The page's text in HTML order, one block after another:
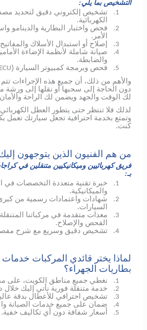
التشخيص بما يلي:
1.
تشخيص إلكتروني دقيق لتحديد
الكهربائية.
2.
فحص واختبار البطارية والدينامو
الأمر.
3. إصلاح أو استبدال الأسلاك والمفاتيح
4.
صيانة شاملة لأنظمة الإضاءة
والضابطة.
5. فحص وبرمجة كمبيوتر السيارة (ECU
والأهم من ذلك، أن جميع هذه الإجراءات
دون الحاجة إلى سحبها أو نقلها إلى ورشة
لك الوقت والجهد ويضمن لك الراحة
لذلك فلا تنتظر حتى يتطور العطل
وتمتع بخدمة احترافية تجعل سيارتك تعمل
كنت.
من هم الفنيون الذين يتوجهون
فريق كهربائيين وميكانيكيين متنقلين في
بـ:
1.
خبرة تقنية متعددة التخصصات في
والميكانيكية.
2.
شهادات واعتمادات رسمية من
السيارات.
3.
معدات متقدمة في مركباتنا
الفحص والإصلاح.
4. تشخيص دقيق وسريع مع شرح
لماذا يختر قائدي المركبات خدمات
بطاريات الجهراء؟
1. نغطي جميع مناطق الكويت، على مدار 24
2. خدمة متنقلة فورية نأتي إليك خلال
3. تشخيص احترافي للأعطال بدقة
4. ضمان على جميع خدمات الصيانة
5. أسعار شفافة دون أي تكاليف خفية.